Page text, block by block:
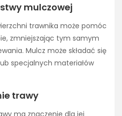
mulczowej
trawnika może pomóc
zmniejszając tym samym
Mulcz może składać się
specjalnych materiałów
trawy